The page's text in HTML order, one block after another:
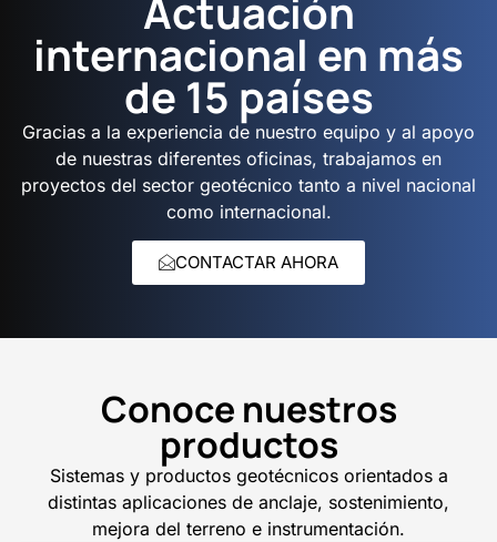
Actuación
internacional en más
de 15 países
Gracias a la experiencia de nuestro equipo y al apoyo
de nuestras diferentes oficinas, trabajamos en
proyectos del sector geotécnico tanto a nivel nacional
como internacional.
CONTACTAR AHORA
Conoce nuestros
productos
Sistemas y productos geotécnicos orientados a
distintas aplicaciones de anclaje, sostenimiento,
mejora del terreno e instrumentación.